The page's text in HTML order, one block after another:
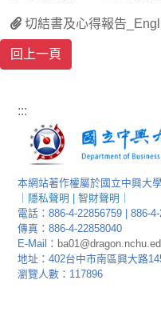
切結書及心得報告
:::
本網站著作權屬於國立中興大
隱私聲明 |智財聲明
電話：886-4-22856759 | 886-
傳真：886-4-22858040
E-Mail：
地址：402台中市南區興大路
瀏覽人數：117896